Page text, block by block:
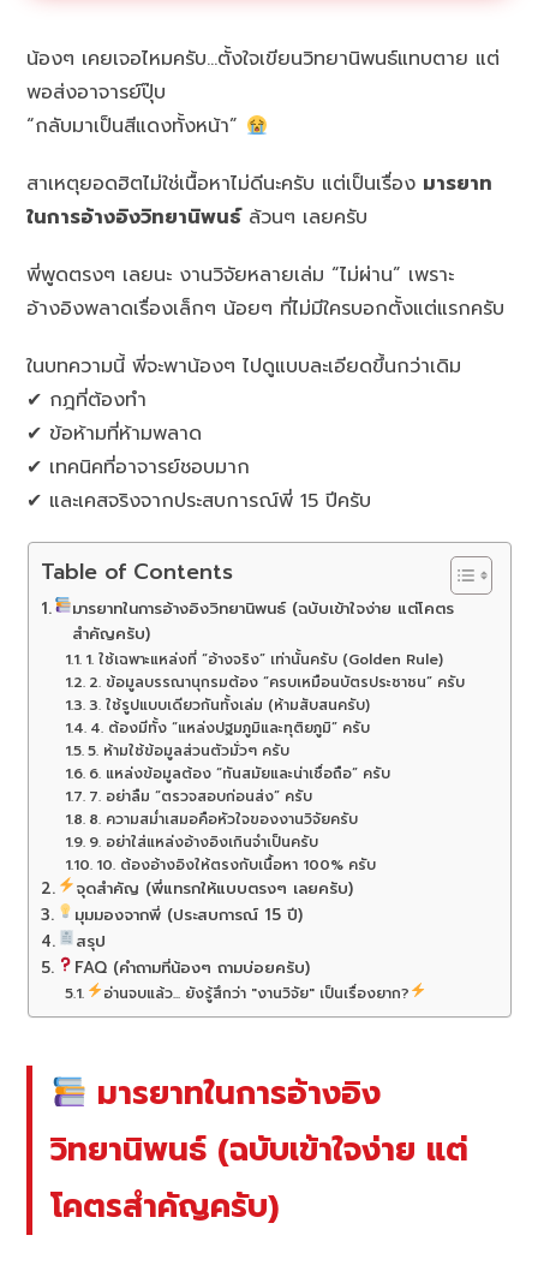
น้องๆ เคยเจอไหมครับ…ตั้งใจเขียนวิทยานิพนธ์แทบตาย แต่
พอส่งอาจารย์ปุ๊บ
“กลับมาเป็นสีแดงทั้งหน้า”
สาเหตุยอดฮิตไม่ใช่เนื้อหาไม่ดีนะครับ แต่เป็นเรื่อง มารยาท
ในการอ้างอิงวิทยานิพนธ์ล้วนๆ เลยครับ
พี่พูดตรงๆ เลยนะ งานวิจัยหลายเล่ม “ไม่ผ่าน” เพราะ
อ้างอิงพลาดเรื่องเล็กๆ น้อยๆ ที่ไม่มีใครบอกตั้งแต่แรกครับ
ในบทความนี้ พี่จะพาน้องๆ ไปดูแบบละเอียดขึ้นกว่าเดิม
✔ กฎที่ต้องทำ
✔ ข้อห้ามที่ห้ามพลาด
✔ เทคนิคที่อาจารย์ชอบมาก
✔ และเคสจริงจากประสบการณ์พี่ 15 ปีครับ
Table of Contents
มารยาทในการอ้างอิงวิทยานิพนธ์ (ฉบับเข้าใจง่าย แต่โคตร
สำคัญครับ)
1. ใช้เฉพาะแหล่งที่ “อ้างจริง” เท่านั้นครับ (Golden Rule)
2. ข้อมูลบรรณานุกรมต้อง “ครบเหมือนบัตรประชาชน” ครับ
3. ใช้รูปแบบเดียวกันทั้งเล่ม (ห้ามสับสนครับ)
4. ต้องมีทั้ง “แหล่งปฐมภูมิและทุติยภูมิ” ครับ
5. ห้ามใช้ข้อมูลส่วนตัวมั่วๆ ครับ
6. แหล่งข้อมูลต้อง “ทันสมัยและน่าเชื่อถือ” ครับ
7. อย่าลืม “ตรวจสอบก่อนส่ง” ครับ
8. ความสม่ำเสมอคือหัวใจของงานวิจัยครับ
9. อย่าใส่แหล่งอ้างอิงเกินจำเป็นครับ
10. ต้องอ้างอิงให้ตรงกับเนื้อหา 100% ครับ
จุดสำคัญ (พี่แทรกให้แบบตรงๆ เลยครับ)
มุมมองจากพี่ (ประสบการณ์ 15 ปี)
สรุป
FAQ (คำถามที่น้องๆ ถามบ่อยครับ)
อ่านจบแล้ว... ยังรู้สึกว่า "งานวิจัย" เป็นเรื่องยาก?
มารยาทในการอ้างอิง
วิทยานิพนธ์ (ฉบับเข้าใจง่าย แต่
โคตรสำคัญครับ)